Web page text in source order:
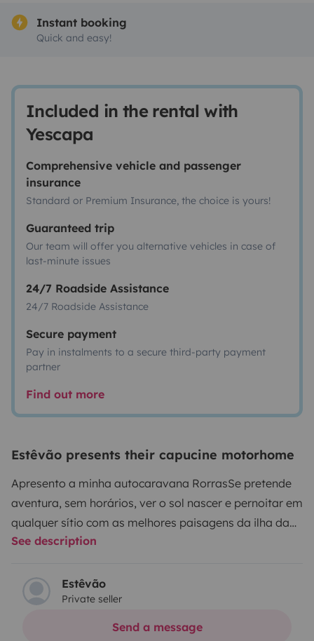
Instant booking
Quick and easy!
Included in the rental with
Yescapa
Comprehensive vehicle and passenger
insurance
Standard or Premium Insurance, the choice is yours!
Guaranteed trip
Our team will offer you alternative vehicles in case of
last-minute issues
24/7 Roadside Assistance
24/7 Roadside Assistance
Secure payment
Pay in instalments to a secure third-party payment
partner
Find out more
Estêvão presents their capucine motorhome
Apresento a minha autocaravana RorrasSe pretende
aventura, sem horários, ver o sol nascer e pernoitar em
qualquer sítio com as melhores paisagens da ilha da
madeira, experimente a nossa autocaravana, ideal
amigos.
Torna-se realidade o sonho, após ferias em
varias ilhas de Espanha, de ter uma autocaravana, de
forma a proporcionar dormidas junto da natureza e as
See description
Estêvão
Private seller
Send a message